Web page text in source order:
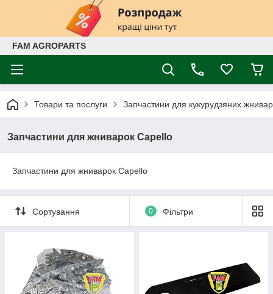
FAM AGROPARTS
Товари та послуги Запчастини для кукурудзяних
Запчастини для жниварок Capello
Запчастини для жниварок Capello
Сортування 0 Фільтри